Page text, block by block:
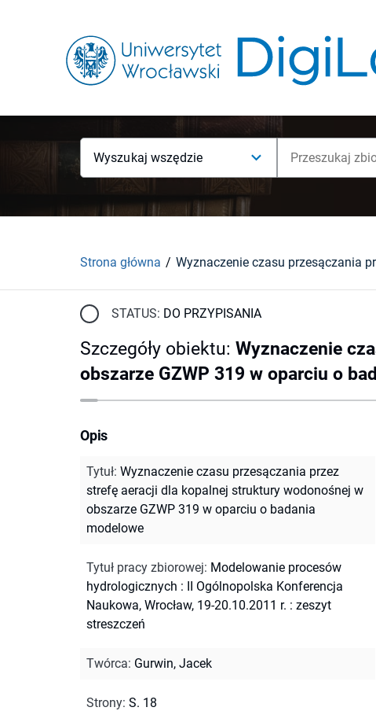
Wyszukaj wszędzie
Strona główna
STATUS: DO PRZYPISANIA
Szczegóły obiektu: Wyznaczenie
obszarze GZWP 319 w oparciu o
Opis
Tytuł: Wyznaczenie czasu przesączania przez
strefę aeracji dla kopalnej struktury wodonośnej w
obszarze GZWP 319 w oparciu o badania
modelowe
Tytuł pracy zbiorowej: Modelowanie procesów
hydrologicznych : II Ogólnopolska Konferencja
Naukowa, Wrocław, 19-20.10.2011 r. : zeszyt
streszczeń
Twórca: Gurwin, Jacek
Strony: S. 18